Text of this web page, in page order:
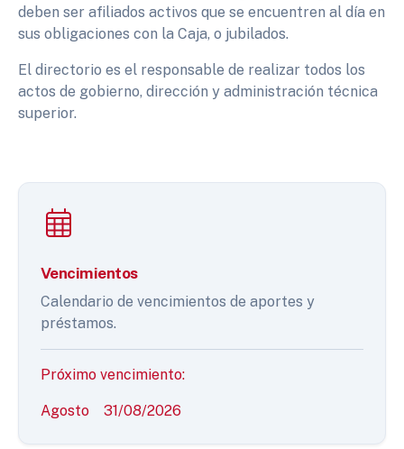
deben ser afiliados activos que se encuentren al día en
sus obligaciones con la Caja, o jubilados.
El directorio es el responsable de realizar todos los
actos de gobierno, dirección y administración técnica
superior.
Vencimientos
Calendario de vencimientos de aportes y
préstamos.
Próximo vencimiento:
Agosto 31/08/2026